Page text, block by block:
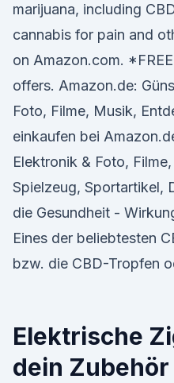
marijuana, including
cannabis for pain and
on Amazon.com.
offers. Amazon.de:
Foto, Filme, Musik,
einkaufen bei
Elektronik & Foto,
Spielzeug, Sportartikel,
die Gesundheit -
Eines der beliebtesten
bzw. die CBD-Tropfen
Elektrische
dein Zubehör